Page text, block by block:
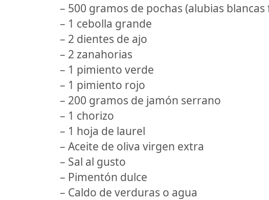
– 500 gramos de pochas (alubias blancas
– 1 cebolla grande
– 2 dientes de ajo
– 2 zanahorias
– 1 pimiento verde
– 1 pimiento rojo
– 200 gramos de jamón serrano
– 1 chorizo
– 1 hoja de laurel
– Aceite de oliva virgen extra
– Sal al gusto
– Pimentón dulce
– Caldo de verduras o agua